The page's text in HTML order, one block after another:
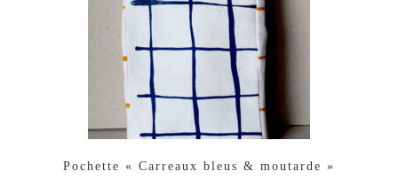
Pochette « Carreaux bleus & moutarde »